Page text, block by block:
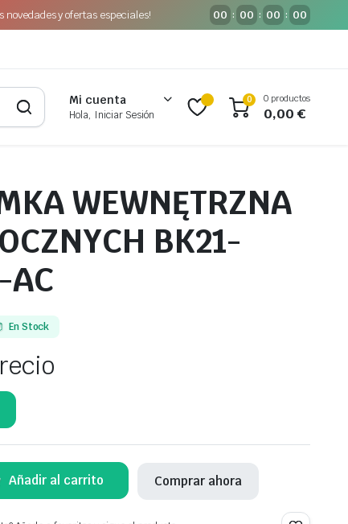
novedades y ofertas especiales! 00 : 00 : 00 : 00
Mi cuenta
Hola, Iniciar Sesión
0 0 productos
0,00€
WEWNĘTRZNA
BK21-
AC
En Stock
Añadir al carrito Comprar ahora